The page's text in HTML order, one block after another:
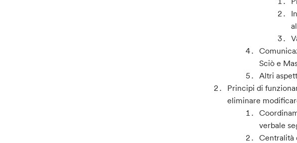
Sciò e
Altri
Principi di
eliminare
verbale
Centralità